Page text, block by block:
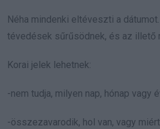
Néha mindenki eltéveszti a
tévedések sűrűsödnek, és az illető
Korai jelek lehetnek:
-nem tudja, milyen nap, hónap vagy
-összezavarodik, hol van, vagy